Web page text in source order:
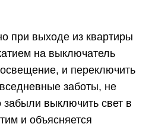
при выходе из квартиры
на выключатель
и переключить
заботы, не
забыли выключить свет в
и объясняется